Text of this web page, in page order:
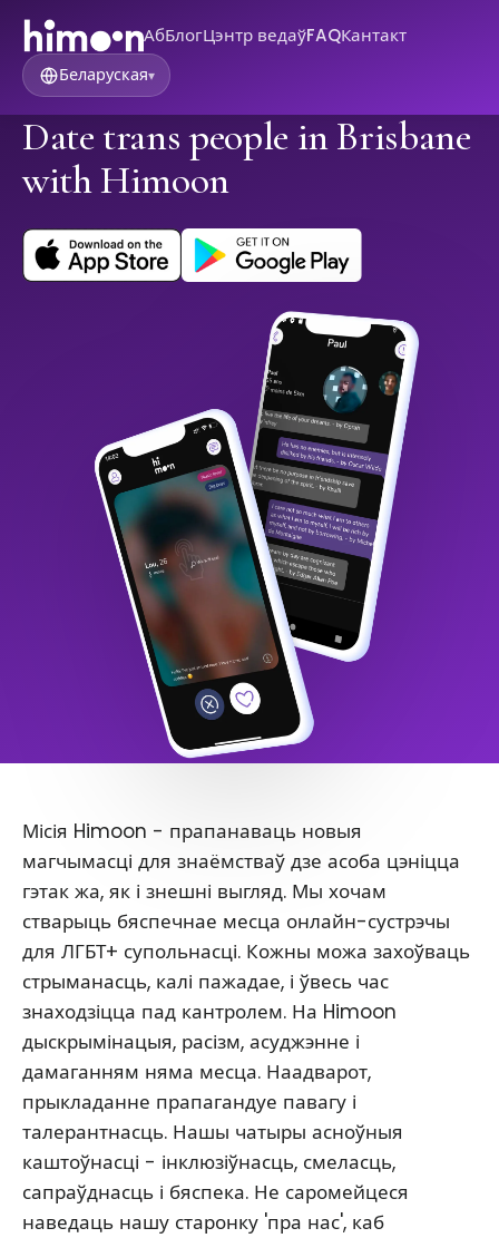
АбБлогЦэнтр ведаўFAQКантакт
Беларуская▾
Date trans people in Brisbane
with Himoon
Місія Himoon - прапанаваць новыя
магчымасці для знаёмстваў дзе асоба цэніцца
гэтак жа, як і знешні выгляд. Мы хочам
стварыць бяспечнае месца онлайн-сустрэчы
для ЛГБТ+ супольнасці. Кожны можа захоўваць
стрыманасць, калі пажадае, і ўвесь час
знаходзіцца пад кантролем. На Himoon
дыскрымінацыя, расізм, асуджэнне і
дамаганням няма месца. Наадварот,
прыкладанне прапагандуе павагу і
талерантнасць. Нашы чатыры асноўныя
каштоўнасці - інклюзіўнасць, смеласць,
сапраўднасць і бяспека. Не саромейцеся
наведаць нашу старонку 'пра нас', каб